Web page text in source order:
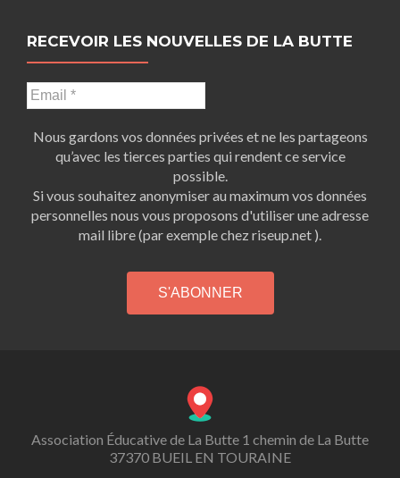
RECEVOIR LES NOUVELLES DE LA BUTTE
Nous gardons vos données privées et ne les partageons
qu’avec les tierces parties qui rendent ce service
possible.
Si vous souhaitez anonymiser au maximum vos données
personnelles nous vous proposons d'utiliser une adresse
mail libre (par exemple chez riseup.net ).
Association Éducative de La Butte 1 chemin de La Butte
37370 BUEIL EN TOURAINE